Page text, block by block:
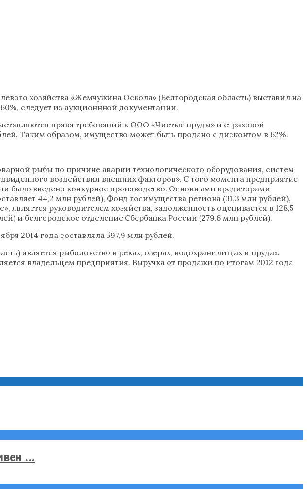
хозяйства «Жемчужина Оскола» (Белгородская область) выставил на
следует из аукционнной документации.
права требований к ООО «Чистые пруды» и страховой
Таким образом, имущество может быть продано с дисконтом в 62%.
рыбы по причине аварии технологического оборудования, систем
воздействия внешних факторов». С того момента предприятие
было введено конкурное производство. Основными кредиторами
44,2 млн рублей), Фонд госимущества региона (31,3 млн рублей),
руководителем хозяйства, задолженность оценивается в 128,5
и белгородское отделение Сбербанка России (279,6 млн рублей).
2014 года составляла 597,9 млн рублей.
является рыболовство в реках, озерах, водохранилищах и прудах.
владельцем предприятия. Выручка от продажи по итогам 2012 года
...